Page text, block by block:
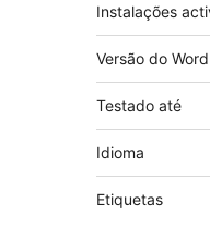
Instalações
Versão do
Testado até
Idioma
Etiquetas